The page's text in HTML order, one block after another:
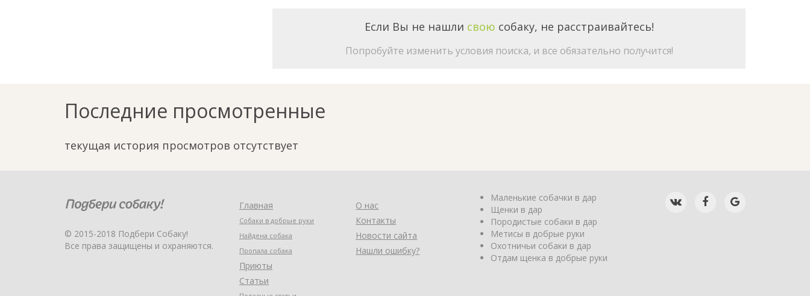
Если Вы не нашли свою собаку, не расстраивайтесь!
Попробуйте изменить условия поиска, и все обязательно получится!
Последние просмотренные
текущая история просмотров отсутствует
© 2015-2018 Подбери Собаку!
Все права защищены и охраняются.
Главная
Собаки в добрые руки
Найдена собака
Пропала собака
Приюты
Статьи
О нас
Контакты
Новости сайта
Нашли ошибку?
Маленькие собачки в дар
Щенки в дар
Породистые собаки в дар
Метисы в добрые руки
Охотничьи собаки в дар
Отдам щенка в добрые руки